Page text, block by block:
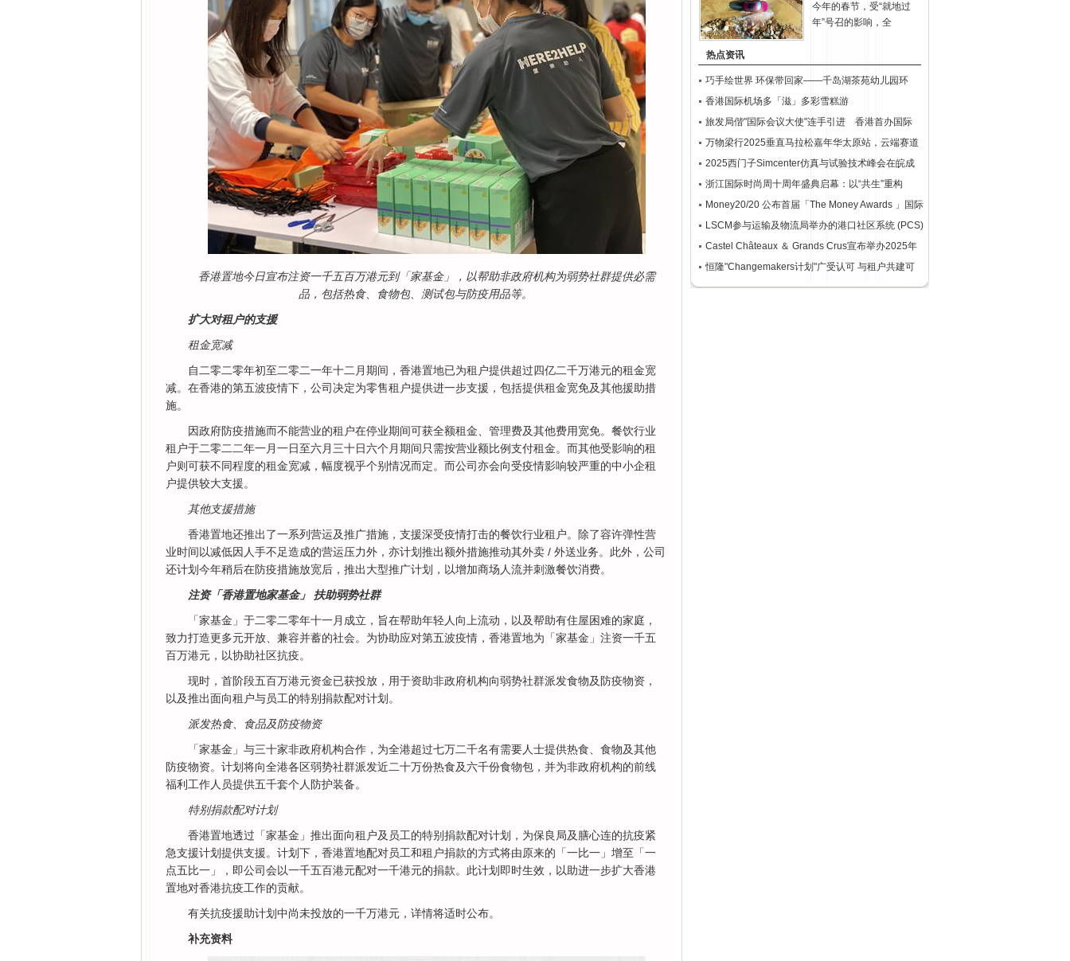
香港置地今日宣布注资一千五百万港元到「家基金」，以帮助非政府机构为弱势社群提供必需
品，包括热食、食物包、测试包与防疫用品等。
扩大对租户的支援
租金宽减
自二零二零年初至二零二一年十二月期间，香港置地已为租户提供超过四亿二千万港元的租金宽
减。在香港的第五波疫情下，公司决定为零售租户提供进一步支援，包括提供租金宽免及其他援助措
施。
因政府防疫措施而不能营业的租户在停业期间可获全额租金、管理费及其他费用宽免。餐饮行业
租户于二零二二年一月一日至六月三十日六个月期间只需按营业额比例支付租金。而其他受影响的租
户则可获不同程度的租金宽减，幅度视乎个别情况而定。而公司亦会向受疫情影响较严重的中小企租
户提供较大支援。
其他支援措施
香港置地还推出了一系列营运及推广措施，支援深受疫情打击的餐饮行业租户。除了容许弹性营
业时间以减低因人手不足造成的营运压力外，亦计划推出额外措施推动其外卖 / 外送业务。此外，公司
还计划今年稍后在防疫措施放宽后，推出大型推广计划，以增加商场人流并刺激餐饮消费。
注资「香港置地家基金」 扶助弱势社群
「家基金」于二零二零年十一月成立，旨在帮助年轻人向上流动，以及帮助有住屋困难的家庭，
致力打造更多元开放、兼容并蓄的社会。为协助应对第五波疫情，香港置地为「家基金」注资一千五
百万港元，以协助社区抗疫。
现时，首阶段五百万港元资金已获投放，用于资助非政府机构向弱势社群派发食物及防疫物资，
以及推出面向租户与员工的特别捐款配对计划。
派发热食、食品及防疫物资
「家基金」与三十家非政府机构合作，为全港超过七万二千名有需要人士提供热食、食物及其他
防疫物资。计划将向全港各区弱势社群派发近二十万份热食及六千份食物包，并为非政府机构的前线
福利工作人员提供五千套个人防护装备。
特别捐款配对计划
香港置地透过「家基金」推出面向租户及员工的特别捐款配对计划，为保良局及膳心连的抗疫紧
急支援计划提供支援。计划下，香港置地配对员工和租户捐款的方式将由原来的「一比一」增至「一
点五比一」，即公司会以一千五百港元配对一千港元的捐款。此计划即时生效，以助进一步扩大香港
置地对香港抗疫工作的贡献。
有关抗疫援助计划中尚未投放的一千万港元，详情将适时公布。
补充资料
今年的春节，受“就地过
年”号召的影响，全
热点资讯
巧手绘世界 环保带回家——千岛湖茶苑幼儿园环
香港国际机场多「滋」多彩雪糕游
旅发局偕"国际会议大使"连手引进 香港首办国际
万物梁行2025垂直马拉松嘉年华太原站，云端赛道
2025西门子Simcenter仿真与试验技术峰会在皖成
浙江国际时尚周十周年盛典启幕：以“共生”重构
Money20/20 公布首届「The Money Awards 」国际
LSCM参与运输及物流局举办的港口社区系统 (PCS)
Castel Châteaux ＆ Grands Crus宣布举办2025年
恒隆"Changemakers计划"广受认可 与租户共建可